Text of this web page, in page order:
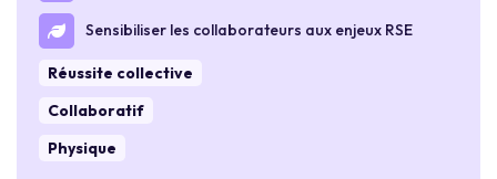
Sensibiliser les collaborateurs aux enjeux RSE
Réussite collective
Collaboratif
Physique